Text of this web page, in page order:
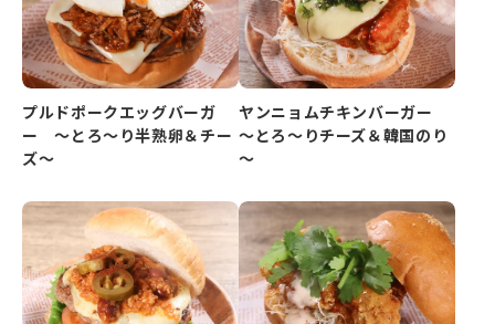
プルドポークエッグバーガ
ー ～とろ～り半熟卵＆チー
ズ～
ヤンニョムチキンバーガー
～とろ～りチーズ＆韓国のり
～